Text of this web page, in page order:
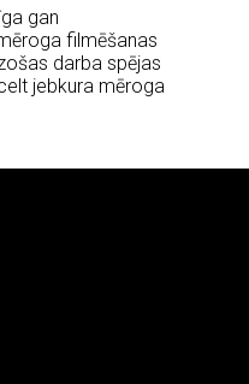
gan
filmēšanas
darba spējas
jebkura mēroga